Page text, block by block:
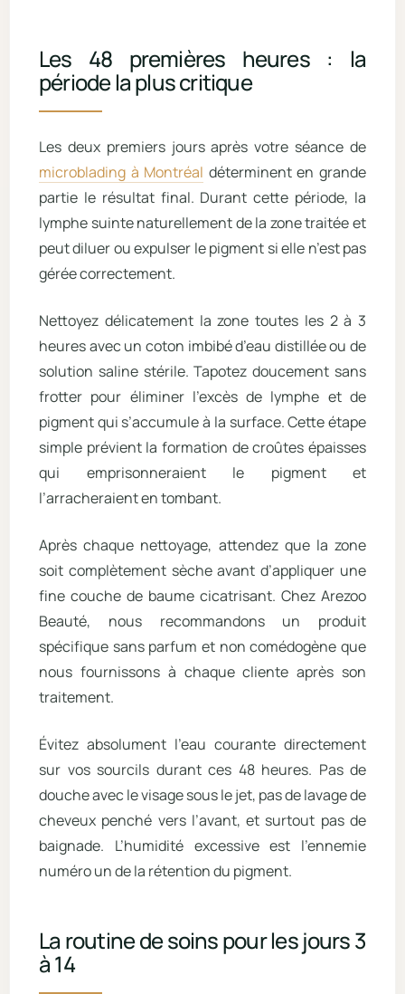
Les 48 premières heures : la
période la plus critique
Les deux premiers jours après votre séance de
microblading à Montréal déterminent en grande
partie le résultat final. Durant cette période, la
lymphe suinte naturellement de la zone traitée et
peut diluer ou expulser le pigment si elle n’est pas
gérée correctement.
Nettoyez délicatement la zone toutes les 2 à 3
heures avec un coton imbibé d’eau distillée ou de
solution saline stérile. Tapotez doucement sans
frotter pour éliminer l’excès de lymphe et de
pigment qui s’accumule à la surface. Cette étape
simple prévient la formation de croûtes épaisses
qui emprisonneraient le pigment et
l’arracheraient en tombant.
Après chaque nettoyage, attendez que la zone
soit complètement sèche avant d’appliquer une
fine couche de baume cicatrisant. Chez Arezoo
Beauté, nous recommandons un produit
spécifique sans parfum et non comédogène que
nous fournissons à chaque cliente après son
traitement.
Évitez absolument l’eau courante directement
sur vos sourcils durant ces 48 heures. Pas de
douche avec le visage sous le jet, pas de lavage de
cheveux penché vers l’avant, et surtout pas de
baignade. L’humidité excessive est l’ennemie
numéro un de la rétention du pigment.
La routine de soins pour les jours 3
à 14